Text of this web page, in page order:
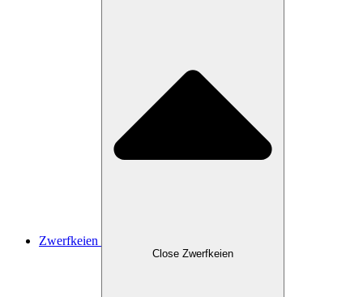
Zwerfkeien
Close Zwerfkeien